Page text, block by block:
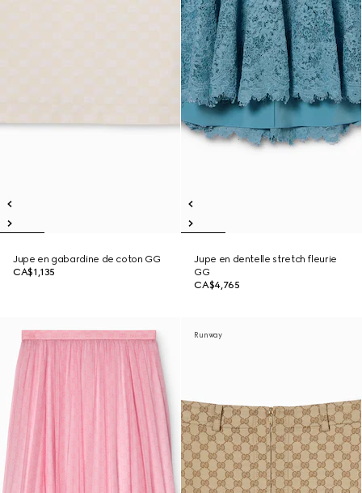
Jupe en gabardine de coton GG
CA$1,135
Jupe en dentelle stretch fleurie
GG
CA$4,765
Runway